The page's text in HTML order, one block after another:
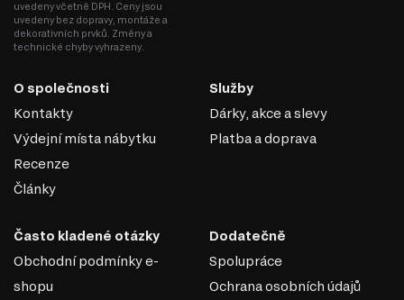
uvedeny včetně DPH. Ceny jsou
uvedeny bez dopravy, montáže a
dekorativních prvků. Změny a
technické chyby vyhrazeny.
O společnosti
Kontakty
Výdejní místa nábytku
Recenze
Články
Služby
Dárky, akce a slevy
Platba a doprava
Často kladené otázky
Obchodní podmínky e-
shopu
Dodatečně
Spolupráce
Ochrana osobních údajů
Výrobci